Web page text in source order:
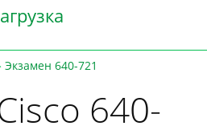
Экзамен 640-721
640-